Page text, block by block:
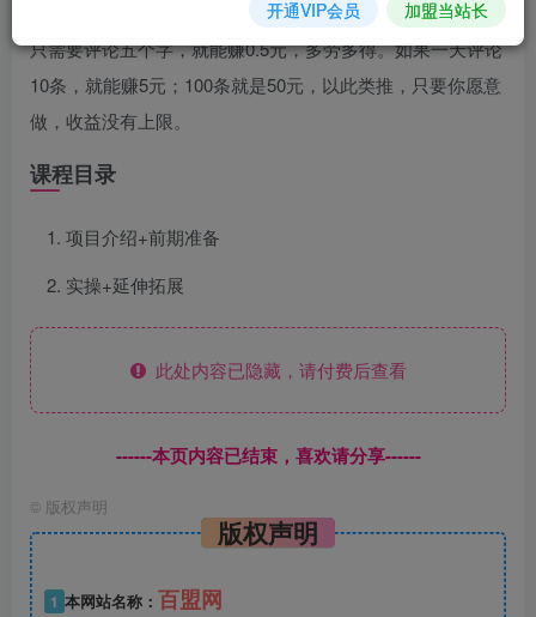
无上限多劳多得,随时随地可以操作】。操作起来非常容易，
只需要评论五个字，就能赚0.5元，多劳多得。如果一天评论
10条，就能赚5元；100条就是50元，以此类推，只要你愿意
做，收益没有上限。
课程目录
项目介绍+前期准备
实操+延伸拓展
此处内容已隐藏，请付费后查看
------本页内容已结束，喜欢请分享------
© 版权声明
版权声明
1 本网站名称： 百盟网
开通VIP会员 加盟当站长